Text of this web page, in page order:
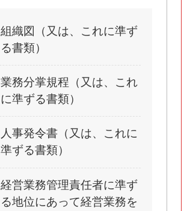
組織図（又は、これに準ず
る書類）
業務分掌規程（又は、これ
に準ずる書類）
人事発令書（又は、これに
準ずる書類）
経営業務管理責任者に準ず
る地位にあって経営業務を